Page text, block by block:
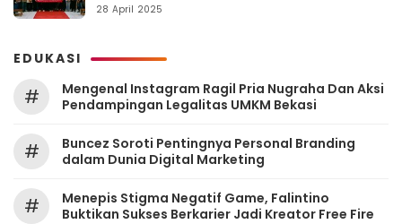
Berintegritas
28 April 2025
EDUKASI
#
Mengenal Instagram Ragil Pria Nugraha Dan Aksi
Pendampingan Legalitas UMKM Bekasi
#
‎Buncez Soroti Pentingnya Personal Branding
dalam Dunia Digital Marketing
#
Menepis Stigma Negatif Game, Falintino
Buktikan Sukses Berkarier Jadi Kreator Free Fire